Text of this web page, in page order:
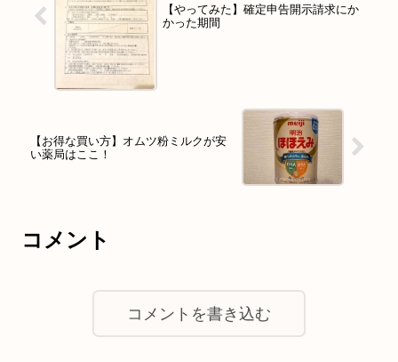
【やってみた】確定申告開示請求にか
かった期間
【お得な買い方】オムツ粉ミルクが安
い薬局はここ！
コメント
コメントを書き込む